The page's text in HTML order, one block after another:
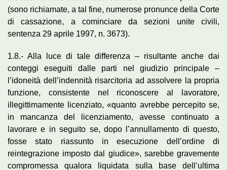
(sono richiamate, a tal fine, numerose pronunce della Corte
di cassazione, a cominciare da sezioni unite civili,
sentenza 29 aprile 1997, n. 3673).
1.8.- Alla luce di tale differenza – risultante anche dai
conteggi eseguiti dalle parti nel giudizio principale –
l’idoneità dell’indennità risarcitoria ad assolvere la propria
funzione, consistente nel riconoscere al lavoratore,
illegittimamente licenziato, «quanto avrebbe percepito se,
in mancanza del licenziamento, avesse continuato a
lavorare e in seguito se, dopo l’annullamento di questo,
fosse stato riassunto in esecuzione dell’ordine di
reintegrazione imposto dal giudice», sarebbe gravemente
compromessa qualora liquidata sulla base dell’ultima